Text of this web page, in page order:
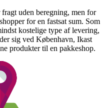
uden beregning, men for
for en fastsat sum. Som
kostelige type af levering,
sig ved København, Ikast
produkter til en pakkeshop.